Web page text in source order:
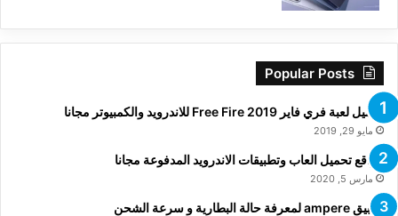
Popular Posts
تحميل لعبة فري فاير Free Fire 2019 للاندرويد والكمبيوتر مجانا
مايو 29, 2019
مواقع تحميل العاب وتطبيقات الاندرويد المدفوعة مجانا
مارس 5, 2020
تطبيق ampere لمعرفة حالة البطارية و سرعة الشحن